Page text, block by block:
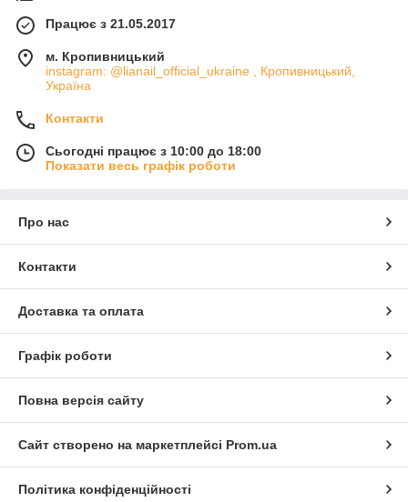
Працює з 21.05.2017
м. Кропивницький
instagram: @lianail_official_ukraine , Кропивницький,
Україна
Контакти
Сьогодні працює з 10:00 до 18:00
Показати весь графік роботи
Про нас
Контакти
Доставка та оплата
Графік роботи
Повна версія сайту
Сайт створено на маркетплейсі Prom.ua
Політика конфіденційності